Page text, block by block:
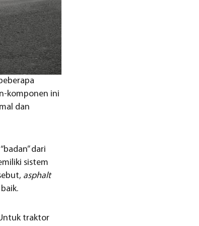
komponen ini
dan
dari
sistem
asphalt
traktor